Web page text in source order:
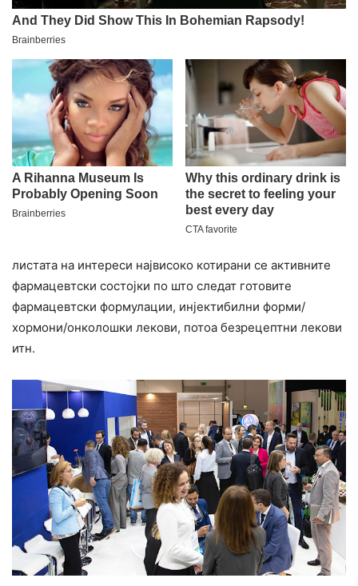
листата на интереси највисоко котирани се активните
фармацевтски состојки по што следат готовите
фармацевтски формулации, инјектибилни форми/
хормони/онколошки лекови, потоа безрецептни лекови
итн.